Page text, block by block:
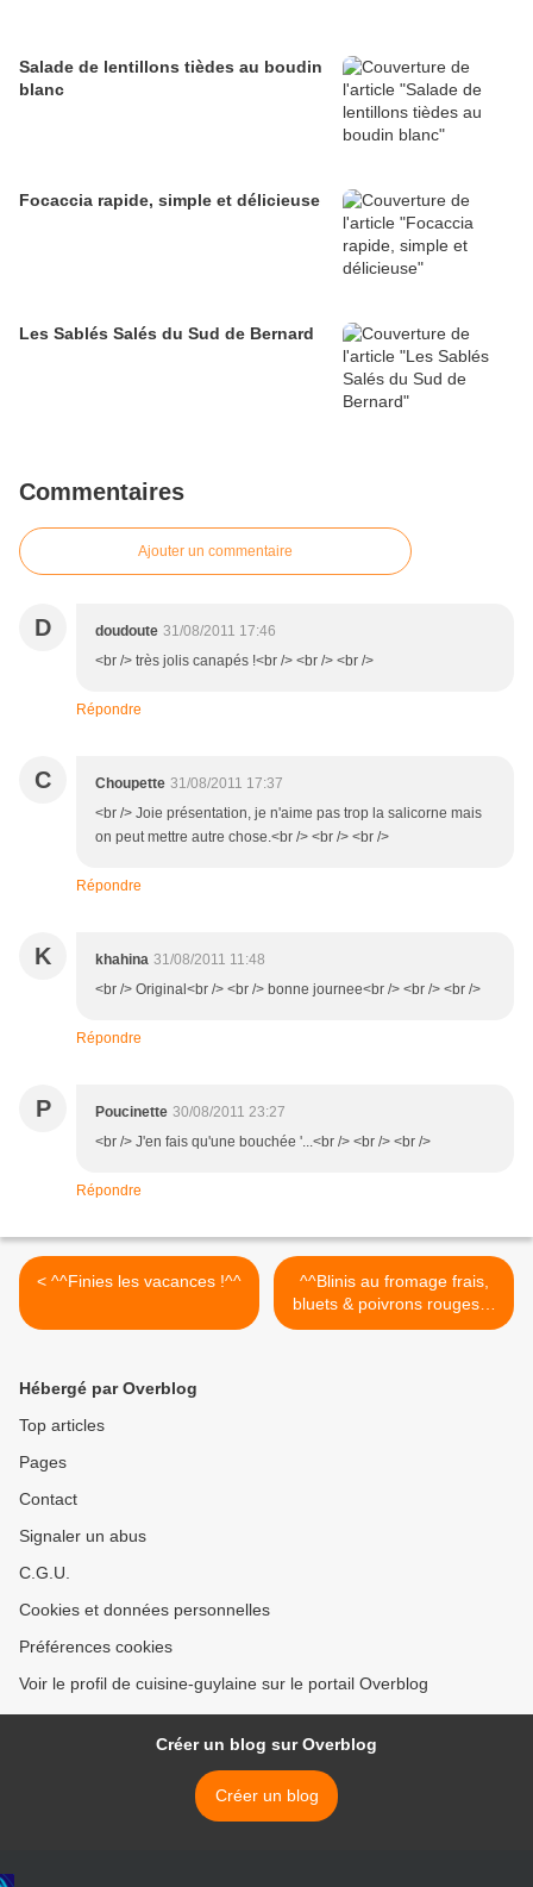
Salade de lentillons tièdes au boudin
blanc
Focaccia rapide, simple et délicieuse
Les Sablés Salés du Sud de Bernard
Commentaires
Ajouter un commentaire
D doudoute 31/08/2011 17:46
<br /> très jolis canapés !<br /> <br /> <br />
Répondre
C Choupette 31/08/2011 17:37
<br /> Joie présentation, je n'aime pas trop la salicorne mais
on peut mettre autre chose.<br /> <br /> <br />
Répondre
K khahina 31/08/2011 11:48
<br /> Original<br /> <br /> bonne journee<br /> <br /> <br />
Répondre
P Poucinette 30/08/2011 23:27
<br /> J'en fais qu'une bouchée '...<br /> <br /> <br />
Répondre
< ^^Finies les vacances !^^
^^Blinis au fromage frais,
bluets & poivrons rouges^^
>
Hébergé par Overblog
Top articles
Pages
Contact
Signaler un abus
C.G.U.
Cookies et données personnelles
Préférences cookies
Voir le profil de cuisine-guylaine sur le portail Overblog
Créer un blog sur Overblog
Créer un blog